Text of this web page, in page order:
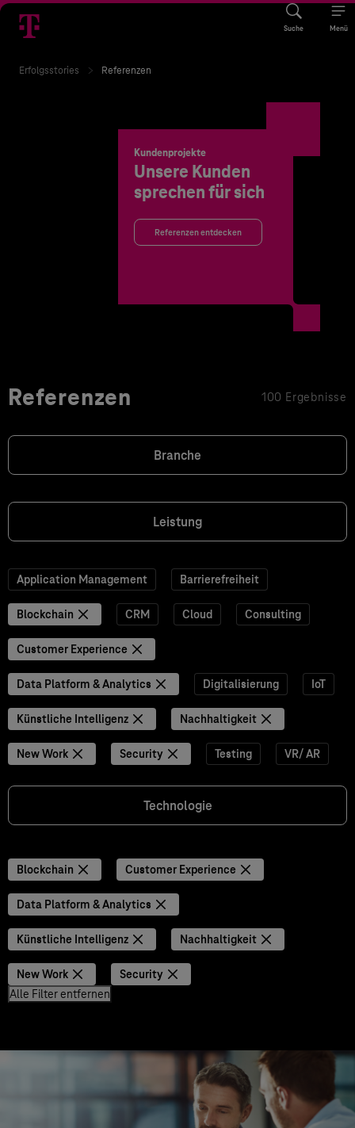
Suche Menü
Erfolgsstories Referenzen
Kundenprojekte
Unsere Kunden
sprechen für sich
Referenzen entdecken
Referenzen 100 Ergebnisse
Branche
Leistung
Application Management Barrierefreiheit
Blockchain CRM Cloud Consulting
Customer Experience
Data Platform & Analytics Digitalisierung IoT
Künstliche Intelligenz Nachhaltigkeit
New Work Security Testing VR/ AR
Technologie
Blockchain Customer Experience
Data Platform & Analytics
Künstliche Intelligenz Nachhaltigkeit
New Work
Security
Alle Filter entfernen